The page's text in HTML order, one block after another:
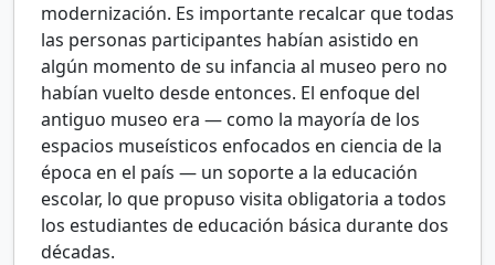
modernización. Es importante recalcar que todas
las personas participantes habían asistido en
algún momento de su infancia al museo pero no
habían vuelto desde entonces. El enfoque del
antiguo museo era — como la mayoría de los
espacios museísticos enfocados en ciencia de la
época en el país — un soporte a la educación
escolar, lo que propuso visita obligatoria a todos
los estudiantes de educación básica durante dos
décadas.